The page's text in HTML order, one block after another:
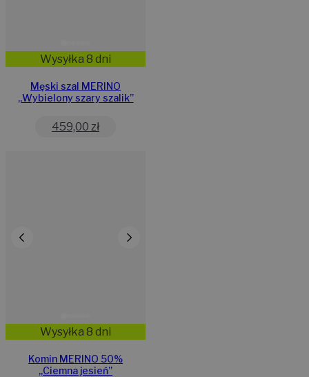
Wysyłka 8 dni
Męski szal MERINO
„Wybielony szary szalik”
459,00 zł
Wysyłka 8 dni
Komin MERINO 50%
„Ciemna jesień”